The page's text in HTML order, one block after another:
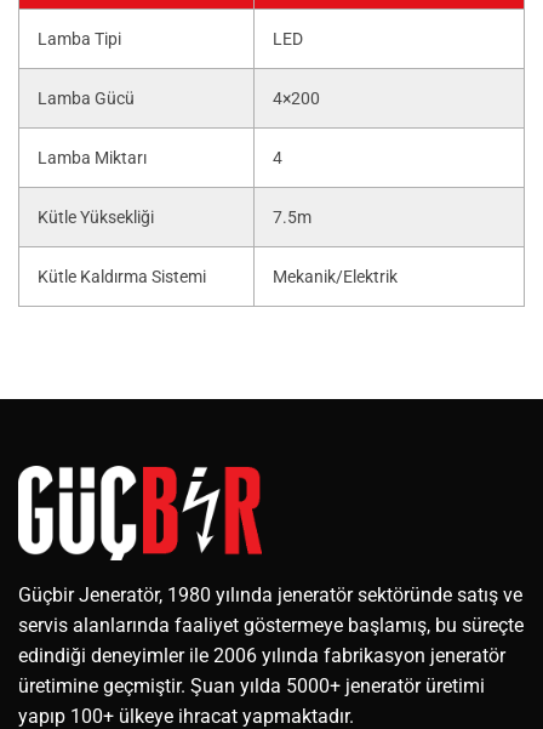
Lamba Tipi LED
Lamba Gücü 4×200
Lamba Miktarı 4
Kütle Yüksekliği 7.5m
Kütle Kaldırma Sistemi Mekanik/Elektrik
Güçbir Jeneratör, 1980 yılında jeneratör sektöründe satış ve
servis alanlarında faaliyet göstermeye başlamış, bu süreçte
edindiği deneyimler ile 2006 yılında fabrikasyon jeneratör
üretimine geçmiştir. Şuan yılda 5000+ jeneratör üretimi
yapıp 100+ ülkeye ihracat yapmaktadır.